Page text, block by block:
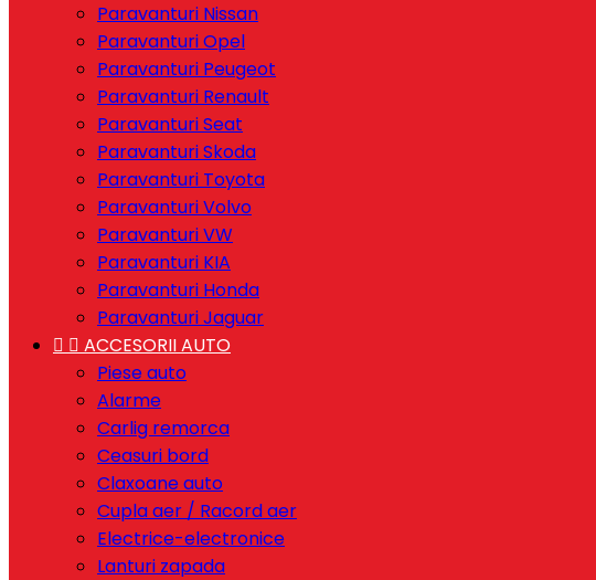
Paravanturi Nissan
Paravanturi Opel
Paravanturi Peugeot
Paravanturi Renault
Paravanturi Seat
Paravanturi Skoda
Paravanturi Toyota
Paravanturi Volvo
Paravanturi VW
Paravanturi KIA
Paravanturi Honda
Paravanturi Jaguar
  ACCESORII AUTO
Piese auto
Alarme
Carlig remorca
Ceasuri bord
Claxoane auto
Cupla aer / Racord aer
Electrice-electronice
Lanturi zapada